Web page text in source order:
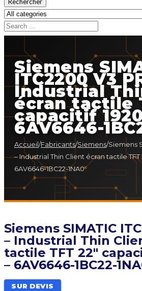
Siemens
ITC2200 V3
Industrial
écran tactile
capacitif
6AV6646-
Accueil/Fabricants/Siemens/Siemens
– Industrial Thin Client écran tactile TFT
6AV6646-1BC22-1NA0
Siemens SIMATIC
– Industrial Thin
tactile TFT 22″
– 6AV6646-1BC22-
SUR DEVIS